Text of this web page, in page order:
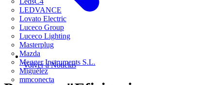
LEDVANCE
Lovato Electric
Luceco Group
Luceco Lighting
Masterplug
Mazda
Megger Instruments S.L.
Miguélez
mmconecta
Volver a Noticias